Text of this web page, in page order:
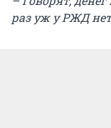
раз уж у РЖД нет